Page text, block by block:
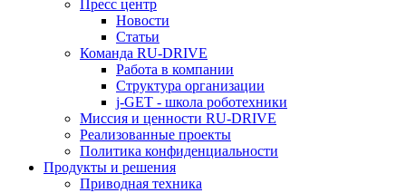
Пресс центр
Новости
Статьи
Команда RU-DRIVE
Работа в компании
Структура организации
j-GET - школа роботехники
Миссия и ценности RU-DRIVE
Реализованные проекты
Политика конфиденциальности
Продукты и решения
Приводная техника